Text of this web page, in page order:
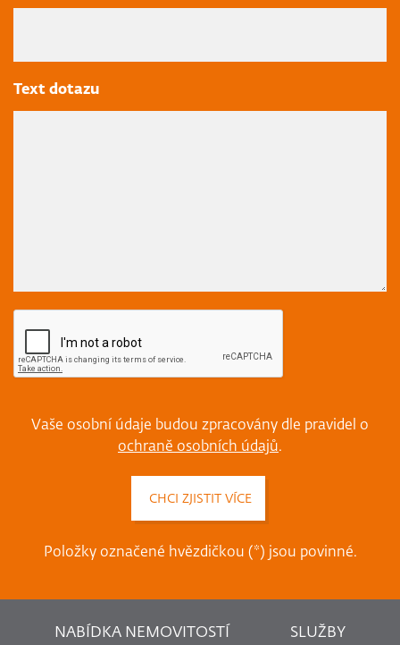
Text dotazu
Vaše osobní údaje budou zpracovány dle pravidel o
ochraně osobních údajů.
Položky označené hvězdičkou (*) jsou povinné.
NABÍDKA NEMOVITOSTÍ SLUŽBY